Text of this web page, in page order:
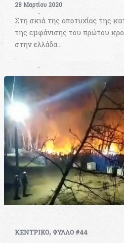
28 Μαρτίου 2020
Στη σκιά της αποτυχίας της
της εμφάνισης του πρώτου
στην ελλάδα…
ΚΕΝΤΡΙΚΟ, ΦΥΛΛΟ #44